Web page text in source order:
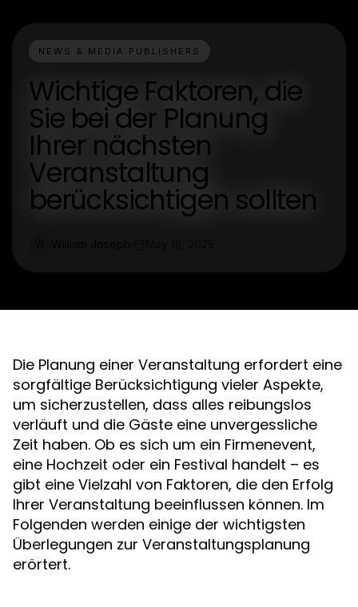
NEWS & MEDIA PUBLISHERS
Wichtige Faktoren, die
Sie bei der Planung
Ihrer nächsten
Veranstaltung
berücksichtigen sollten
Die Planung einer Veranstaltung erfordert eine
sorgfältige Berücksichtigung vieler Aspekte,
um sicherzustellen, dass alles reibungslos
verläuft und die Gäste eine unvergessliche
Zeit haben. Ob es sich um ein Firmenevent,
eine Hochzeit oder ein Festival handelt – es
gibt eine Vielzahl von Faktoren, die den Erfolg
Ihrer Veranstaltung beeinflussen können. Im
Folgenden werden einige der wichtigsten
Überlegungen zur Veranstaltungsplanung
erörtert.